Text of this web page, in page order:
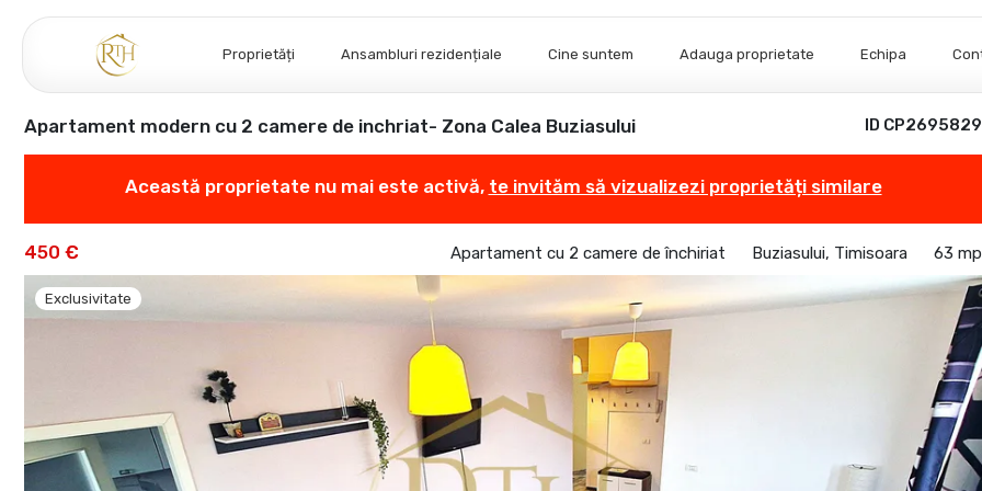
Proprietăți Ansambluri rezidențiale Cine suntem Adauga proprietate Echipa
ID CP2695829
Apartament modern cu 2 camere de inchriat- Zona Calea Buziasului
Această proprietate nu mai este activă, te invităm să vizualizezi proprietăți similare
450 € Apartament cu 2 camere de închiriat Buziasului, Timisoara 63 mp
Exclusivitate